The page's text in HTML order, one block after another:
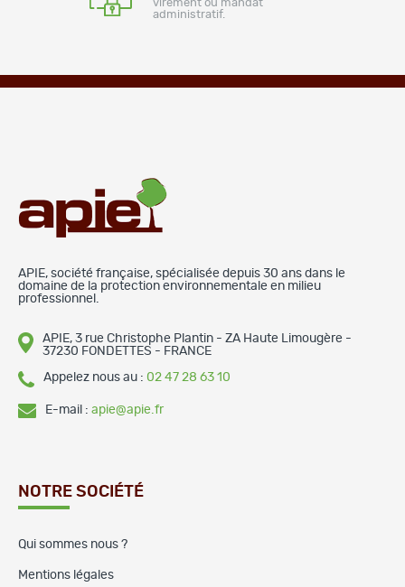
virement ou mandat
administratif.
APIE, société française, spécialisée depuis 30 ans dans le
domaine de la protection environnementale en milieu
professionnel.
APIE, 3 rue Christophe Plantin - ZA Haute Limougère -
37230 FONDETTES - FRANCE
Appelez nous au : 02 47 28 63 10
E-mail : apie@apie.fr
NOTRE SOCIÉTÉ
Qui sommes nous ?
Mentions légales